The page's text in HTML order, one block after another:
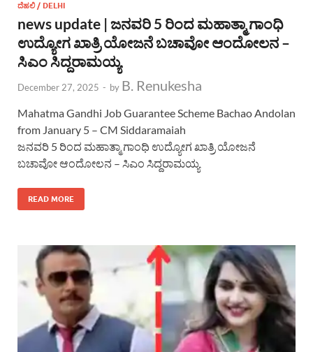
ದೆಹಲಿ / DELHI
news update | ಜನವರಿ 5 ರಿಂದ ಮಹಾತ್ಮಾ ಗಾಂಧಿ
ಉದ್ಯೋಗ ಖಾತ್ರಿ ಯೋಜನೆ ಬಚಾವೋ ಆಂದೋಲನ –
ಸಿಎಂ ಸಿದ್ದರಾಮಯ್ಯ
December 27, 2025 - by B. Renukesha
Mahatma Gandhi Job Guarantee Scheme Bachao Andolan
from January 5 – CM Siddaramaiah
ಜನವರಿ 5 ರಿಂದ ಮಹಾತ್ಮಾ ಗಾಂಧಿ ಉದ್ಯೋಗ ಖಾತ್ರಿ ಯೋಜನೆ
ಬಚಾವೋ ಆಂದೋಲನ – ಸಿಎಂ ಸಿದ್ದರಾಮಯ್ಯ
READ MORE